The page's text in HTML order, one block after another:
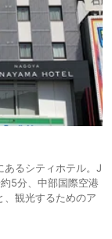
あるシティホテル。J
5分、中部国際空港
観光するためのア